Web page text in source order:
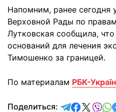
Напомним, ранее сегодня
Верховной Рады по
Лутковская сообщила,
оснований для лечения
Тимошенко за границей.
По материалам РБК-
Поделиться: отправить